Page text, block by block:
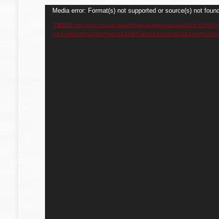
Media error: Format(s) not supported or source(s) not found
下載檔案: http://shuj.shu.edu.tw/2016/wp-content/uploads/2016/12/